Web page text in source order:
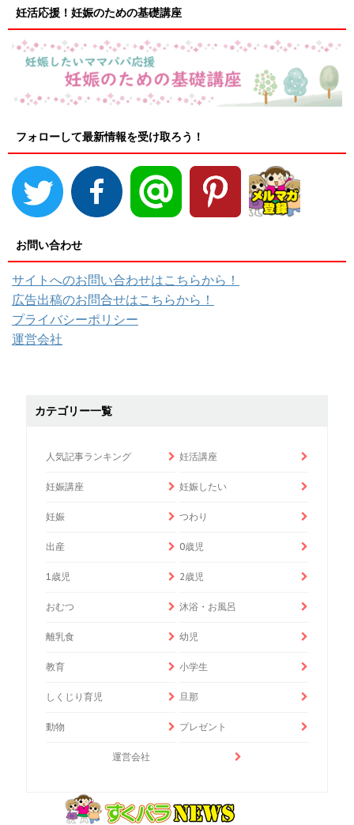
妊活応援！妊娠のための基礎講座
フォローして最新情報を受け取ろう！
お問い合わせ
サイトへのお問い合わせはこちらから！
広告出稿のお問合せはこちらから！
プライバシーポリシー
運営会社
カテゴリー一覧
人気記事ランキング 妊活講座
妊娠講座 妊娠したい
妊娠 つわり
出産 0歳児
1歳児 2歳児
おむつ 沐浴・お風呂
離乳食 幼児
教育 小学生
しくじり育児 旦那
動物 プレゼント
運営会社